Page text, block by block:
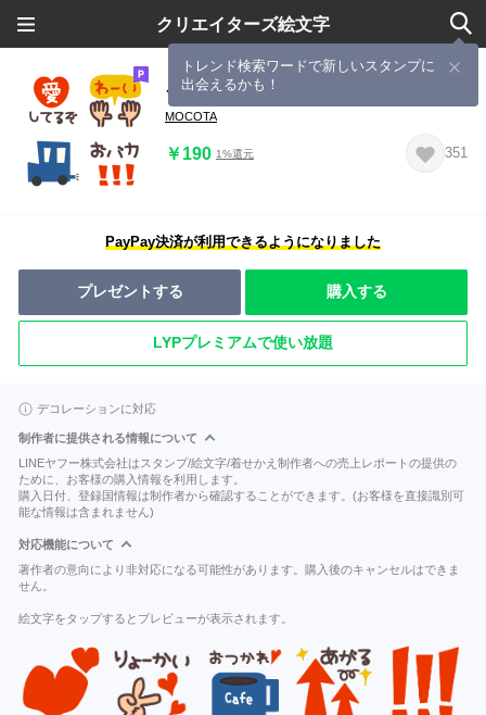
クリエイターズ絵文字
トレンド検索ワードで新しいスタンプに
出会えるかも！
ラフに使いやすく♡①
MOCOTA
￥190 1%還元 351
PayPay決済が利用できるようになりました
プレゼントする 購入する
LYPプレミアムで使い放題
デコレーションに対応
制作者に提供される情報について
LINEヤフー株式会社はスタンプ/絵文字/着せかえ制作者への売上レポートの提供の
ために、お客様の購入情報を利用します。
購入日付、登録国情報は制作者から確認することができます。(お客様を直接識別可
能な情報は含まれません)
対応機能について
著作者の意向により非対応になる可能性があります。購入後のキャンセルはできま
せん。
絵文字をタップするとプレビューが表示されます。